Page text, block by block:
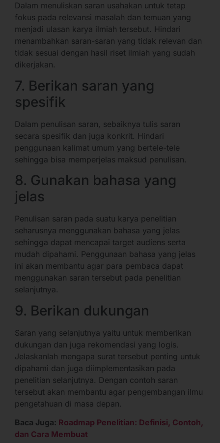
Dalam menuliskan saran usahakan untuk tetap
fokus pada relevansi masalah dan temuan yang
menjadi ulasan karya ilmiah tersebut. Hindari
menambahkan saran-saran yang tidak relevan dan
tidak sesuai dengan hasil riset ilmiah yang sudah
dikerjakan.
7. Berikan saran yang
spesifik
Dalam penulisan saran, sebaiknya tulis saran
secara spesifik dan juga konkrit. Hindari
penggunaan kalimat umum yang bertele-tele
sehingga bisa memperjelas maksud penulisan.
8. Gunakan bahasa yang
jelas
Penulisan saran pada suatu karya penelitian
seharusnya menggunakan bahasa yang jelas
sehingga dapat mencapai target audiens serta
mudah dipahami. Penggunaan bahasa yang jelas
ini akan membantu agar para pembaca dapat
menggunakan saran tersebut pada penelitian
selanjutnya.
9. Berikan dukungan
Saran yang selanjutnya yaitu untuk memberikan
dukungan dan juga rekomendasi yang logis.
Jelaskanlah mengapa surat tersebut penting untuk
dipahami dan juga diimplementasikan pada
penelitian selanjutnya. Dengan contoh saran
tersebut akan membantu agar pengembangan ilmu
pengetahuan di masa depan.
Baca Juga: Roadmap Penelitian: Definisi, Contoh,
dan Cara Membuat